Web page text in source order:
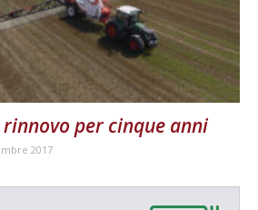
per cinque anni
2017